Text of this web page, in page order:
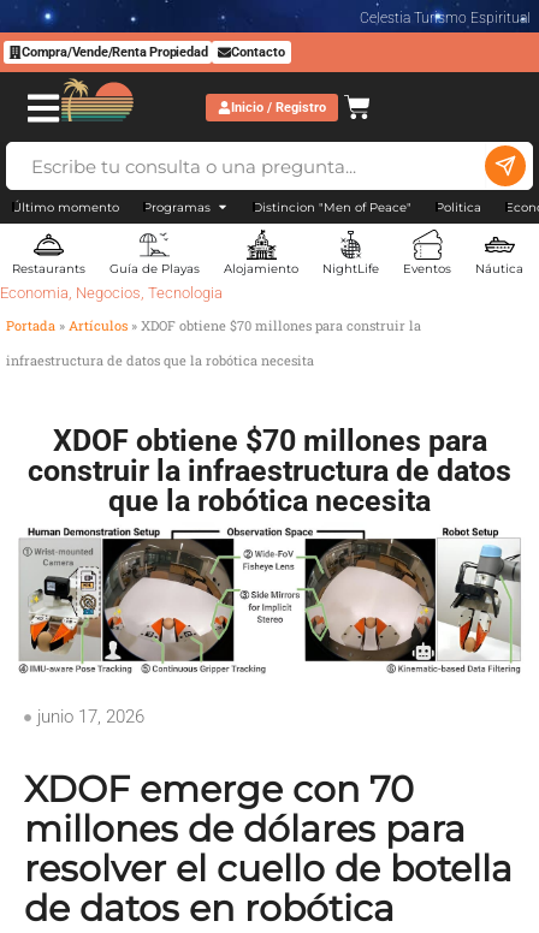
Celestia Turismo Espiritual
Compra/Vende/Renta Propiedad Contacto
Inicio / Registro
Último momento Programas Distincion "Men of Peace" Politica
Restaurants Guía de Playas Alojamiento NightLife Eventos Náutica
Economia, Negocios, Tecnologia
Portada » Artículos » XDOF obtiene $70 millones para construir la
infraestructura de datos que la robótica necesita
XDOF obtiene $70 millones para
construir la infraestructura de datos
que la robótica necesita
junio 17, 2026
XDOF emerge con 70
millones de dólares para
resolver el cuello de botella
de datos en robótica